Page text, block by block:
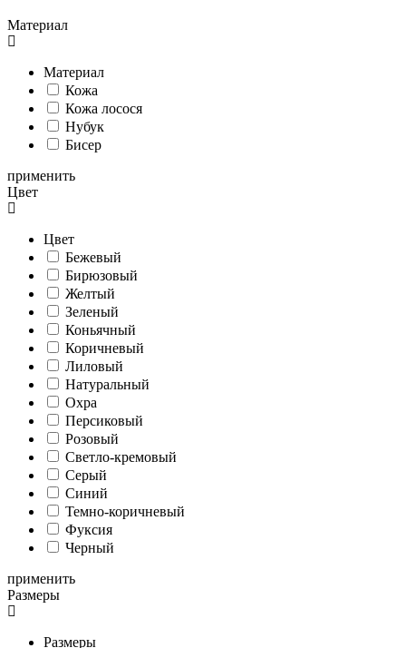
Материал
Материал
Кожа
Кожа лосося
Нубук
Бисер
применить
Цвет
Цвет
Бежевый
Бирюзовый
Желтый
Зеленый
Коньячный
Коричневый
Лиловый
Натуральный
Охра
Персиковый
Розовый
Светло-кремовый
Серый
Синий
Темно-коричневый
Фуксия
Черный
применить
Размеры
Размеры